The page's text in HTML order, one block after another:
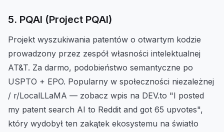
5. PQAI (Project PQAI)
Projekt wyszukiwania patentów o otwartym kodzie
prowadzony przez zespół własności intelektualnej
AT&T. Za darmo, podobieństwo semantyczne po
USPTO + EPO. Popularny w społeczności niezależnej
/ r/LocalLLaMA — zobacz wpis na DEV.to "I posted
my patent search AI to Reddit and got 65 upvotes",
który wydobył ten zakątek ekosystemu na światło